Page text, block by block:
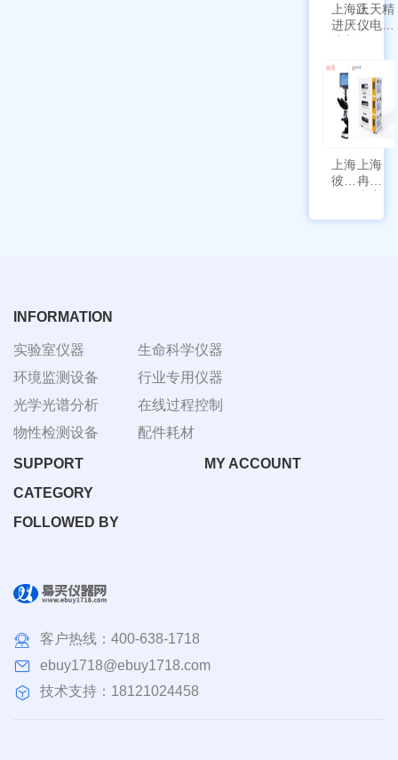
上海跃
进厌氧
培养箱
III-T
上天精
仪电子
带审计
追踪功
能
上海
彼爱
姆视
上海
冉绘
大容
INFORMATION
实验室仪器
环境监测设备
光学光谱分析
物性检测设备
生命科学仪器
行业专用仪器
在线过程控制
配件耗材
SUPPORT
MY ACCOUNT
CATEGORY
FOLLOWED BY
客户热线： 400-638-1718
ebuy1718@ebuy1718.com
技术支持：18121024458